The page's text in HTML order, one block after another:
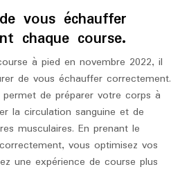
vous échauffer
chaque course.
à pied en novembre 2022, il
de vous échauffer correctement.
de préparer votre corps à
la circulation sanguine et de
musculaires. En prenant le
vous optimisez vos
une expérience de course plus